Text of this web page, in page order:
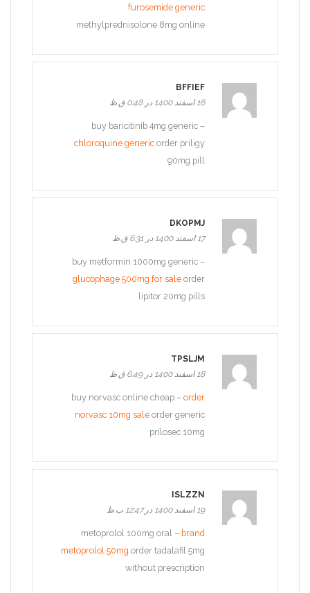
furosemide generic
methylprednisolone 8mg online
BFFIEF
16 اسفند 1400 در 0:48 ق.ظ
buy baricitinib 4mg generic –
chloroquine generic order priligy
90mg pill
DKOPMJ
17 اسفند 1400 در 6:31 ق.ظ
buy metformin 1000mg generic –
glucophage 500mg for sale order
lipitor 20mg pills
TPSLJM
18 اسفند 1400 در 6:49 ق.ظ
buy norvasc online cheap – order
norvasc 10mg sale order generic
prilosec 10mg
ISLZZN
19 اسفند 1400 در 12:47 ب.ظ
metoprolol 100mg oral – brand
metoprolol 50mg order tadalafil 5mg
without prescription